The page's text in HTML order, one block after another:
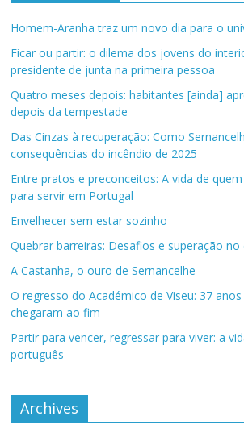
Homem-Aranha traz um novo dia para o
Ficar ou partir: o dilema dos jovens do
presidente de junta na primeira pessoa
Quatro meses depois: habitantes [ainda]
depois da tempestade
Das Cinzas à recuperação: Como
consequências do incêndio de 2025
Entre pratos e preconceitos: A vida de
para servir em Portugal
Envelhecer sem estar sozinho
Quebrar barreiras: Desafios e superação
A Castanha, o ouro de Sernancelhe
O regresso do Académico de Viseu: 37
chegaram ao fim
Partir para vencer, regressar para viver: a
português
Archives